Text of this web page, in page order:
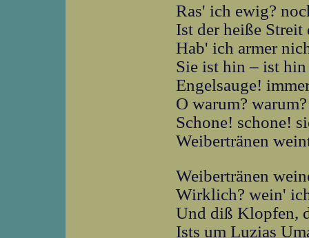
Ras' ich ewig?
Ist der heiße Streit
Hab' ich armer
Sie ist hin – ist
Engelsauge!
O warum?
Schone! schone!
Weibertränen
Weibertränen
Wirklich? wein'
Und diß Klopfen,
Ists um Luzias